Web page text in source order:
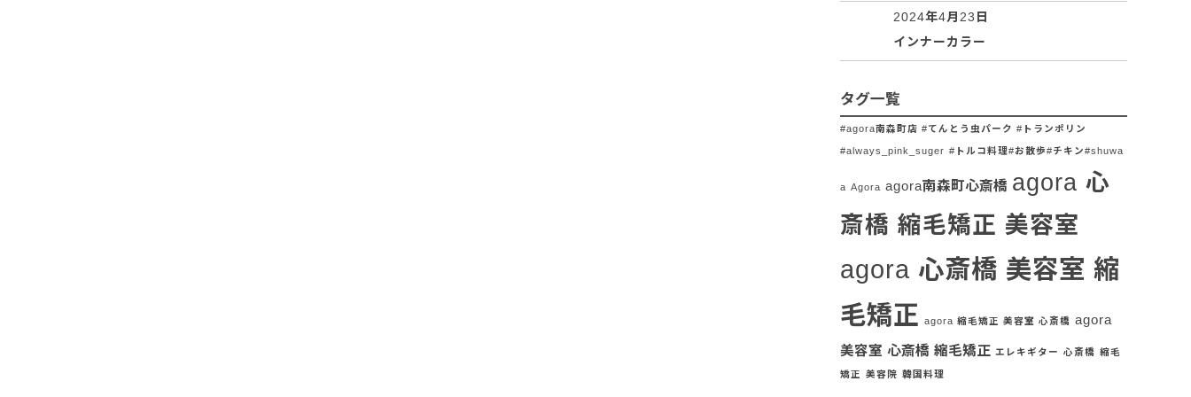
2024年4月23日
インナーカラー
タグ一覧
#agora南森町店 #てんとう虫パーク #トランポリン
#always_pink_suger #トルコ料理#お散歩#チキン#shuwa
a Agora agora南森町心斎橋 agora 心
斎橋 縮毛矯正 美容室
agora 心斎橋 美容室 縮
毛矯正 agora 縮毛矯正 美容室 心斎橋 agora
美容室 心斎橋 縮毛矯正 エレキギター 心斎橋 縮毛
矯正 美容院 韓国料理